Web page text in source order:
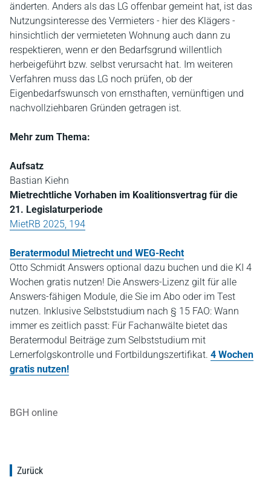
änderten. Anders als das LG offenbar gemeint hat, ist das
Nutzungsinteresse des Vermieters - hier des Klägers -
hinsichtlich der vermieteten Wohnung auch dann zu
respektieren, wenn er den Bedarfsgrund willentlich
herbeigeführt bzw. selbst verursacht hat. Im weiteren
Verfahren muss das LG noch prüfen, ob der
Eigenbedarfswunsch von ernsthaften, vernünftigen und
nachvollziehbaren Gründen getragen ist.
Mehr zum Thema:
Aufsatz
Bastian Kiehn
Mietrechtliche Vorhaben im Koalitionsvertrag für die
21. Legislaturperiode
MietRB 2025, 194
Beratermodul Mietrecht und WEG-Recht
Otto Schmidt Answers optional dazu buchen und die KI 4
Wochen gratis nutzen! Die Answers-Lizenz gilt für alle
Answers-fähigen Module, die Sie im Abo oder im Test
nutzen. Inklusive Selbststudium nach § 15 FAO: Wann
immer es zeitlich passt: Für Fachanwälte bietet das
Beratermodul Beiträge zum Selbststudium mit
Lernerfolgskontrolle und Fortbildungszertifikat. 4 Wochen
gratis nutzen!
BGH online
Zurück